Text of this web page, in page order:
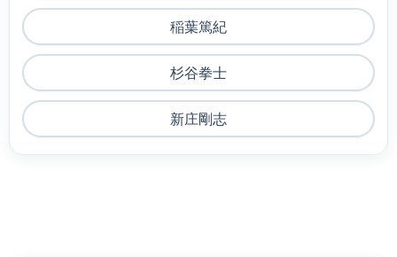
稲葉篤紀
杉谷拳士
新庄剛志